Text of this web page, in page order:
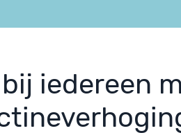
iedereen